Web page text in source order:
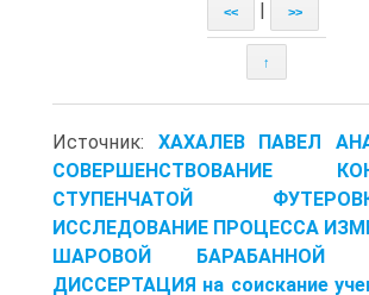
<< >>
↑
Источник: ХАХАЛЕВ ПАВЕЛ
СОВЕРШЕНСТВОВАНИЕ
СТУПЕНЧАТОЙ
ИССЛЕДОВАНИЕ ПРОЦЕССА
ШАРОВОЙ БАРАБАННОЙ
ДИССЕРТАЦИЯ на соискание